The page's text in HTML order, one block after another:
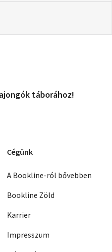
táborához!
Cégünk
A Bookline-ról bővebben
Bookline Zöld
Karrier
Impresszum